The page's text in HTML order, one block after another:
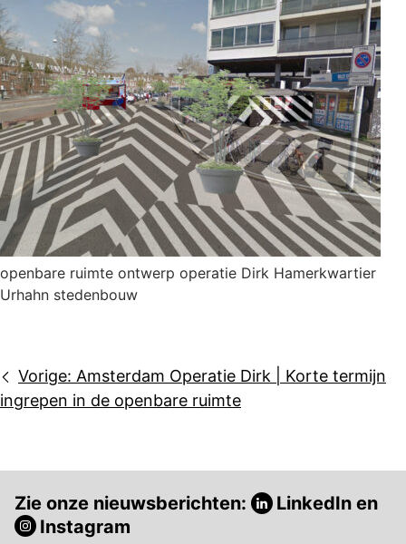
openbare ruimte ontwerp operatie Dirk Hamerkwartier
Urhahn stedenbouw
Bericht
navigatie
Vorige: Amsterdam Operatie Dirk | Korte termijn
ingrepen in de openbare ruimte
Zie onze nieuwsberichten: LinkedIn en
Instagram